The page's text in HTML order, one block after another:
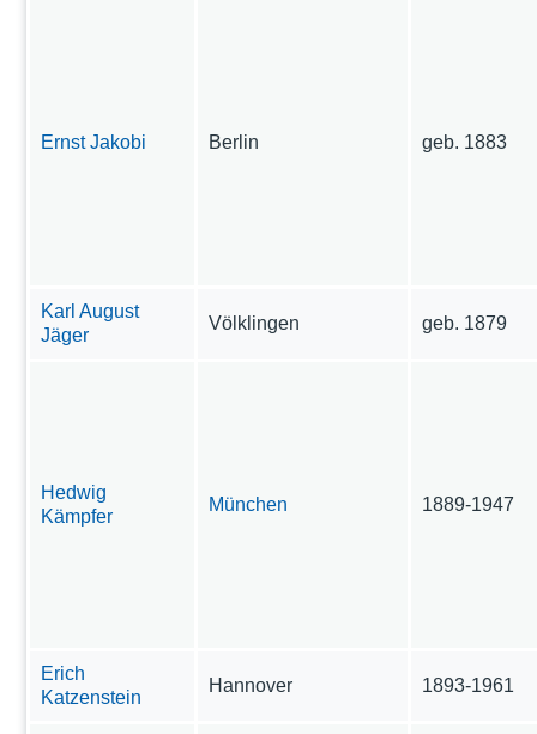
Ernst Jakobi Berlin geb. 1883
Karl August
Jäger
Völklingen geb. 1879
Hedwig
Kämpfer
München 1889-1947
Erich
Katzenstein
Hannover 1893-1961